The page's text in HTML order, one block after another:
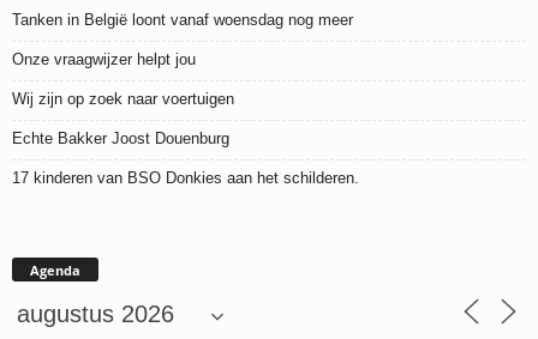
Tanken in België loont vanaf woensdag nog meer
Onze vraagwijzer helpt jou
Wij zijn op zoek naar voertuigen
Echte Bakker Joost Douenburg
17 kinderen van BSO Donkies aan het schilderen.
Agenda